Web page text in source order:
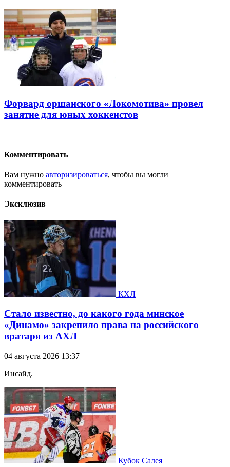
Форвард оршанского «Локомотива» провел
занятие для юных хоккеистов
Комментировать
Вам нужно авторизироваться, чтобы вы могли
комментировать
Эксклюзив
КХЛ
Стало известно, до какого года минское
«Динамо» закрепило права на российского
вратаря из АХЛ
04 августа 2026 13:37
Инсайд.
Кубок Салея